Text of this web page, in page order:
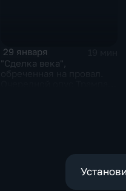
29 января
"Сделка века",